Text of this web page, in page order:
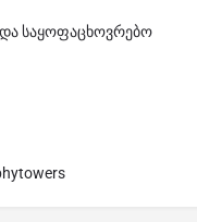
საყოფაცხოვრებო